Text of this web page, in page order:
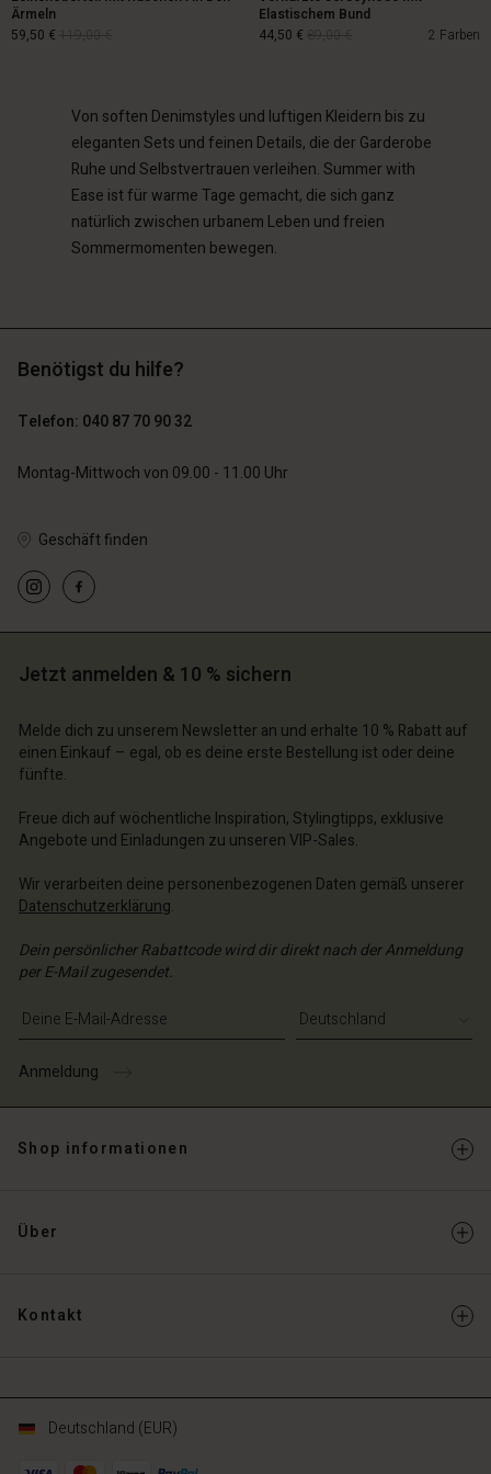
Konto
| Ein Land auswählen
| Ein Land auswählen
finden
| Ein Land auswählen
| Ein Land auswählen
| Ein Land auswählen
Ärmeln
59,50 €
119,00 €
Elastischem Bund
2 Farben
44,50 €
44,50 € 89,00 €
Von soften Denimstyles und luftigen Kleidern bis zu
eleganten Sets und feinen Details, die der Garderobe
Ruhe und Selbstvertrauen verleihen. Summer with
Ease ist für warme Tage gemacht, die sich ganz
natürlich zwischen urbanem Leben und freien
Sommermomenten bewegen.
Benötigst du hilfe?
Telefon: 040 87 70 90 32
Montag-Mittwoch von 09.00 - 11.00 Uhr
Geschäft finden
Jetzt anmelden & 10 % sichern
Melde dich zu unserem Newsletter an und erhalte 10 % Rabatt auf
einen Einkauf – egal, ob es deine erste Bestellung ist oder deine
fünfte.
Freue dich auf wöchentliche Inspiration, Stylingtipps, exklusive
Angebote und Einladungen zu unseren VIP-Sales.
Wir verarbeiten deine personenbezogenen Daten gemäß unserer
Datenschutzerklärung.
Dein persönlicher Rabattcode wird dir direkt nach der Anmeldung
per E-Mail zugesendet.
E-Mail-Adresse eingeben
Anmeldung
Shop informationen
Über
Kontakt
Deutschland (EUR)